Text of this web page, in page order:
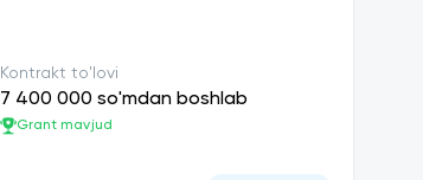
Kontrakt to'lovi
7 400 000 so'mdan boshlab
Grant mavjud